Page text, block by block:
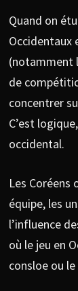
Quand on
Occidentaux
(notamment
de
concentrer
C’est
occidental.
Les Coréens
équipe, les
l’influence
où le jeu en
consloe ou